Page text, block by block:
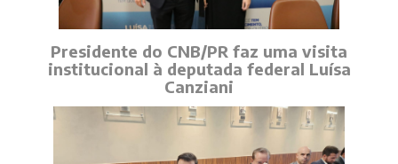
Presidente do CNB/PR faz uma visita
institucional à deputada federal Luísa
Canziani